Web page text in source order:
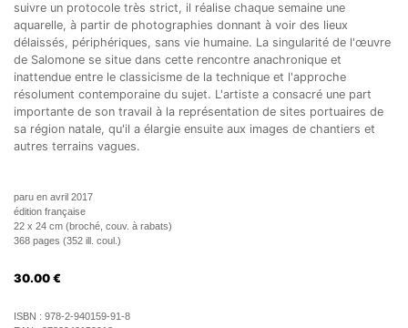
suivre un protocole très strict, il réalise chaque semaine une
aquarelle, à partir de photographies donnant à voir des lieux
délaissés, périphériques, sans vie humaine. La singularité de l'œuvre
de Salomone se situe dans cette rencontre anachronique et
inattendue entre le classicisme de la technique et l'approche
résolument contemporaine du sujet. L'artiste a consacré une part
importante de son travail à la représentation de sites portuaires de
sa région natale, qu'il a élargie ensuite aux images de chantiers et
autres terrains vagues.
paru en avril 2017
édition française
22 x 24 cm (broché, couv. à rabats)
368 pages (352 ill. coul.)
30.00 €
ISBN : 978-2-940159-91-8